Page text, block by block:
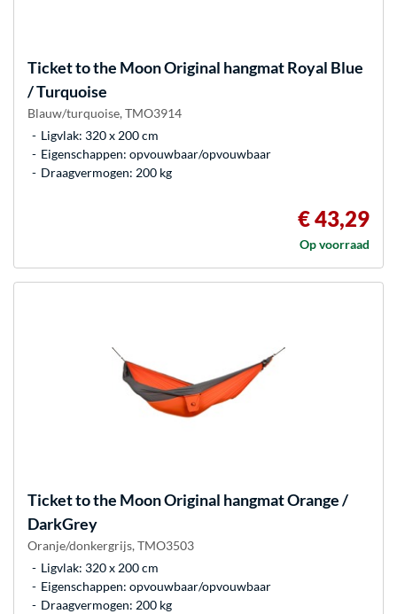
Ticket to the MoonOriginal hangmat Royal Blue
/ Turquoise
Blauw/turquoise, TMO3914
Ligvlak: 320 x 200 cm
Eigenschappen: opvouwbaar/opvouwbaar
Draagvermogen: 200 kg
€ 43,29
Op voorraad
Ticket to the MoonOriginal hangmat Orange /
DarkGrey
Oranje/donkergrijs, TMO3503
Ligvlak: 320 x 200 cm
Eigenschappen: opvouwbaar/opvouwbaar
Draagvermogen: 200 kg